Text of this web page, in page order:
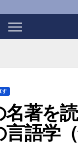
す
名著を
言語学